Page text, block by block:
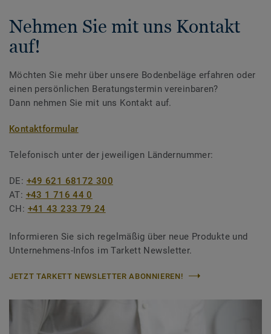
Nehmen Sie mit uns Kontakt
auf!
Möchten Sie mehr über unsere Bodenbeläge erfahren oder
einen persönlichen Beratungstermin vereinbaren?
Dann nehmen Sie mit uns Kontakt auf.
Kontaktformular
Telefonisch unter der jeweiligen Ländernummer:
DE: +49 621 68172 300
AT: +43 1 716 44 0
CH: +41 43 233 79 24
Informieren Sie sich regelmäßig über neue Produkte und
Unternehmens-Infos im Tarkett Newsletter.
JETZT TARKETT NEWSLETTER ABONNIEREN!